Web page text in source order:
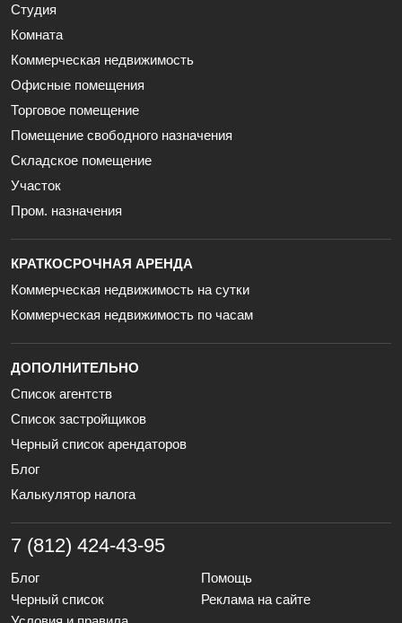
Студия
Комната
Коммерческая недвижимость
Офисные помещения
Торговое помещение
Помещение свободного назначения
Складское помещение
Участок
Пром. назначения
КРАТКОСРОЧНАЯ АРЕНДА
Коммерческая недвижимость на сутки
Коммерческая недвижимость по часам
ДОПОЛНИТЕЛЬНО
Список агентств
Список застройщиков
Черный список арендаторов
Блог
Калькулятор налога
7 (812) 424-43-95
Блог
Помощь
Черный список
Реклама на сайте